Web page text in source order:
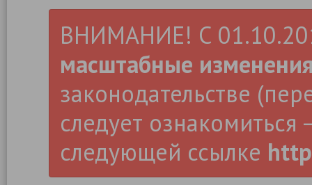
ВНИМАНИЕ! С
масштабные
законодательстве
следует ознакомиться
следующей ссылке